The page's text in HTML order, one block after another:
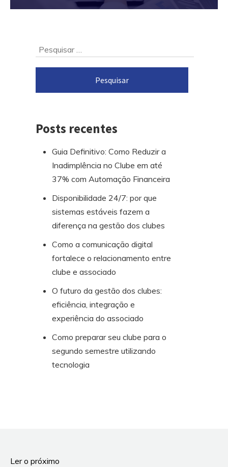
Pesquisar
Posts recentes
Guia Definitivo: Como Reduzir a
Inadimplência no Clube em até
37% com Automação Financeira
Disponibilidade 24/7: por que
sistemas estáveis fazem a
diferença na gestão dos clubes
Como a comunicação digital
fortalece o relacionamento entre
clube e associado
O futuro da gestão dos clubes:
eficiência, integração e
experiência do associado
Como preparar seu clube para o
segundo semestre utilizando
tecnologia
Ler o próximo